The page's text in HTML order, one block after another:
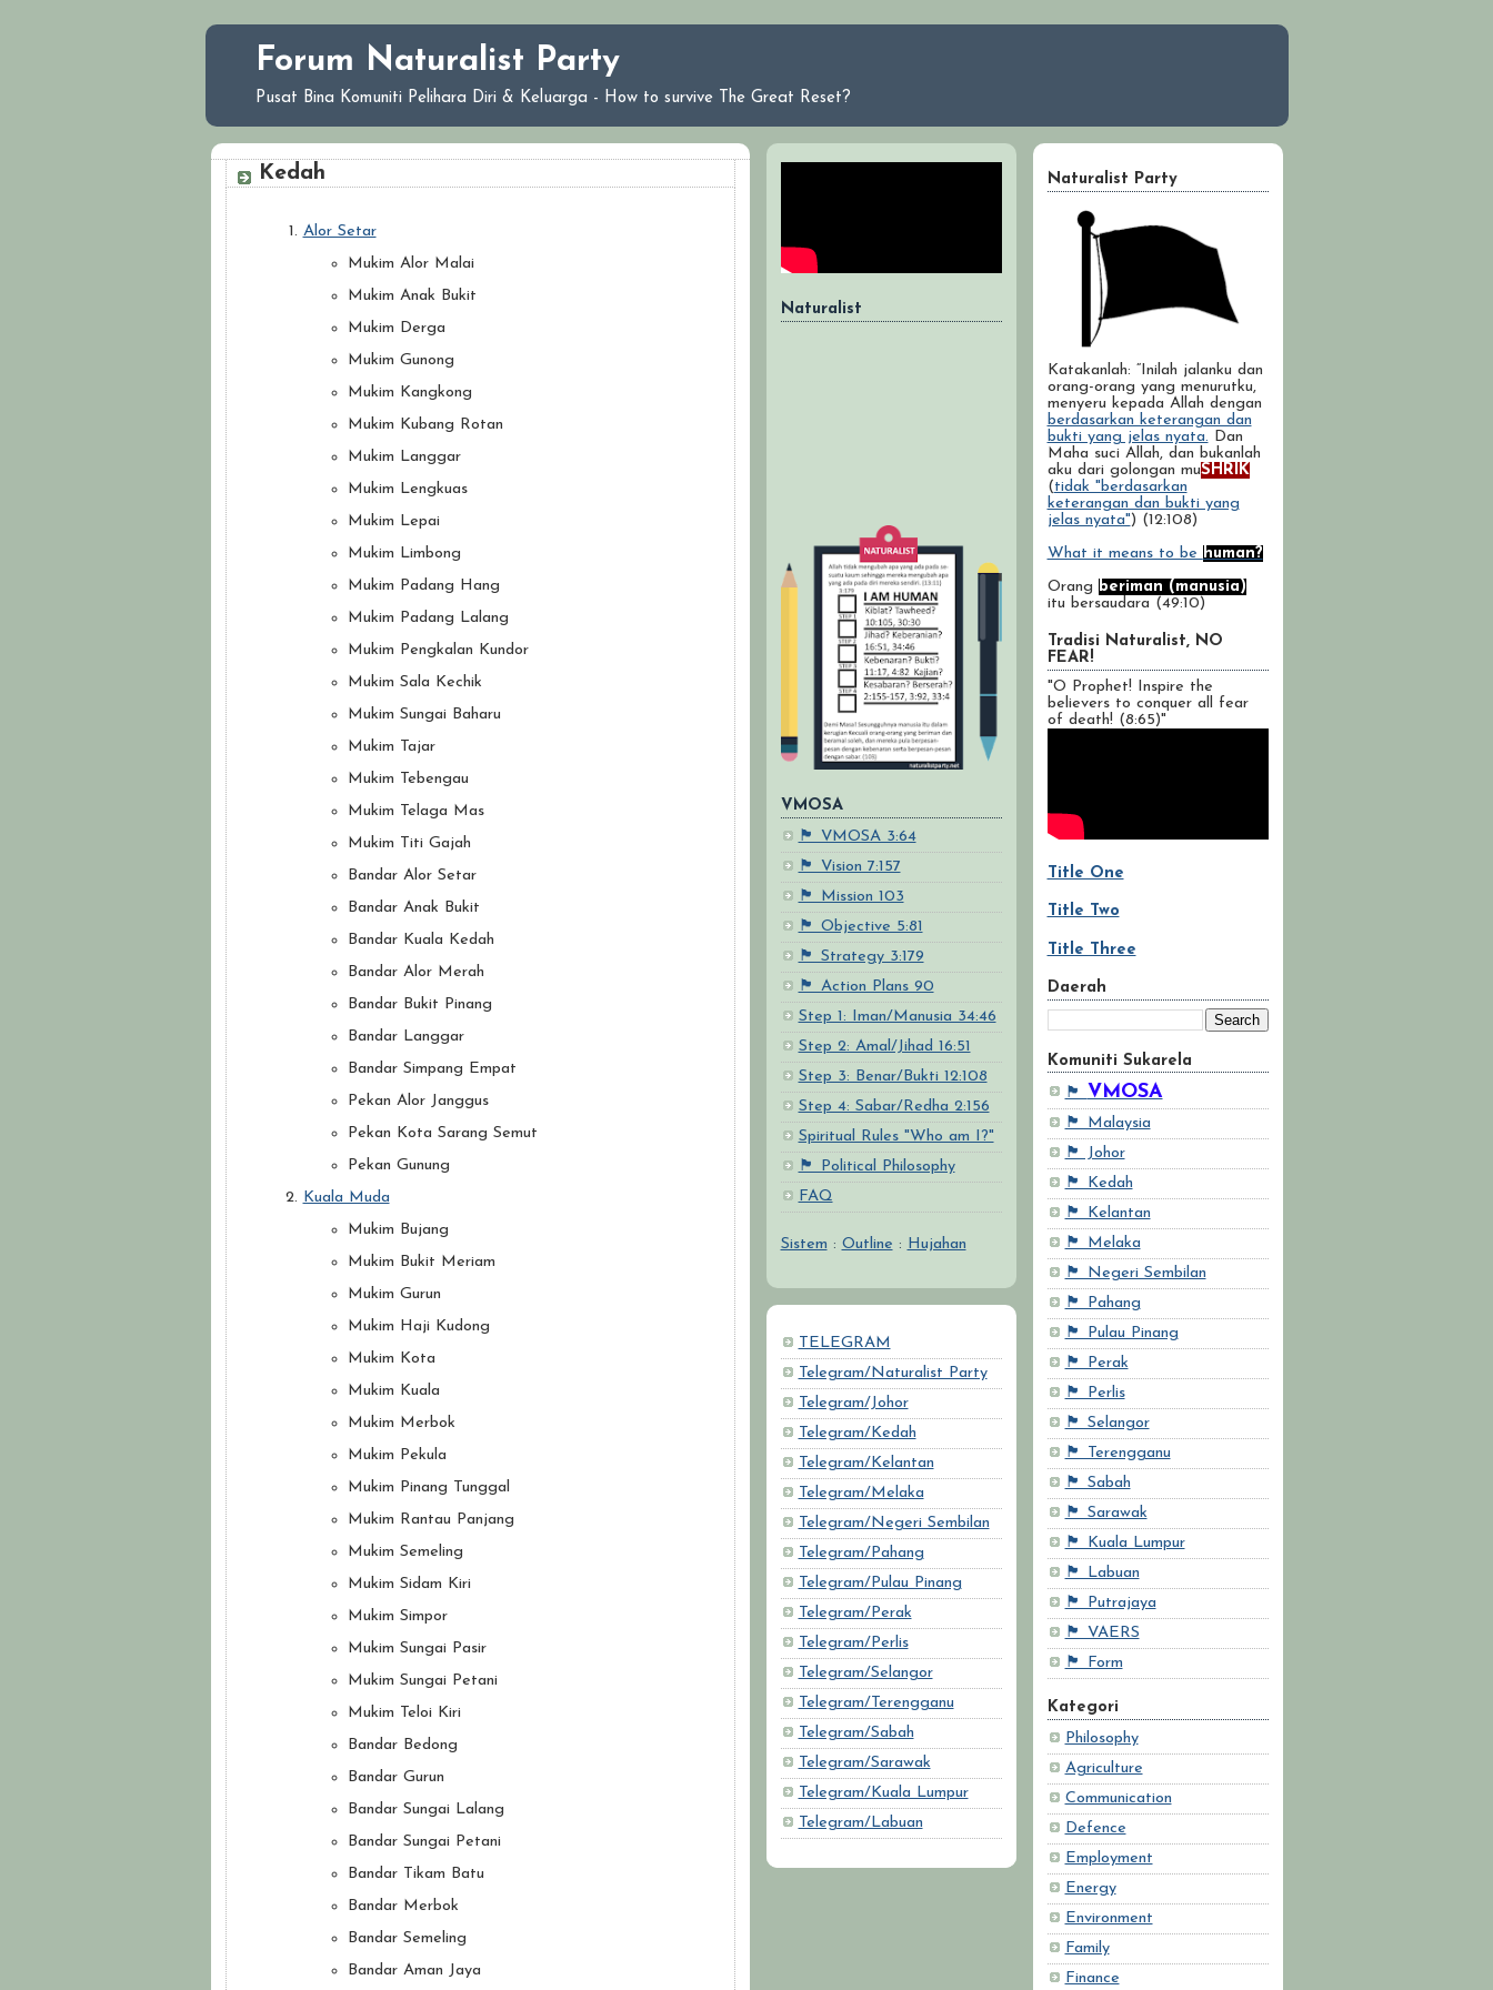
Forum Naturalist Party
Pusat Bina Komuniti Pelihara Diri & Keluarga - How to survive The Great Reset?
Naturalist Party
Katakanlah: “Inilah jalanku dan
orang-orang yang menurutku,
menyeru kepada Allah dengan
berdasarkan keterangan dan
bukti yang jelas nyata. Dan
Maha suci Allah, dan bukanlah
aku dari golongan muSHRIK
(tidak "berdasarkan
keterangan dan bukti yang
jelas nyata") (12:108)
What it means to be human?
Orang beriman (manusia)
itu bersaudara (49:10)
Tradisi Naturalist, NO
FEAR!
"O Prophet! Inspire the
believers to conquer all fear
of death! (8:65)"
Title One
Title Two
Title Three
Daerah
Komuniti Sukarela
🏴 VMOSA
🏴 Malaysia
🏴 Johor
🏴 Kedah
🏴 Kelantan
🏴 Melaka
🏴 Negeri Sembilan
🏴 Pahang
🏴 Pulau Pinang
🏴 Perak
🏴 Perlis
🏴 Selangor
🏴 Terengganu
🏴 Sabah
🏴 Sarawak
🏴 Kuala Lumpur
🏴 Labuan
🏴 Putrajaya
🏴 VAERS
🏴 Form
Kategori
Philosophy
Agriculture
Communication
Defence
Employment
Energy
Environment
Family
Finance
Kedah
Alor Setar
Mukim Alor Malai
Mukim Anak Bukit
Mukim Derga
Mukim Gunong
Mukim Kangkong
Mukim Kubang Rotan
Mukim Langgar
Mukim Lengkuas
Mukim Lepai
Mukim Limbong
Mukim Padang Hang
Mukim Padang Lalang
Mukim Pengkalan Kundor
Mukim Sala Kechik
Mukim Sungai Baharu
Mukim Tajar
Mukim Tebengau
Mukim Telaga Mas
Mukim Titi Gajah
Bandar Alor Setar
Bandar Anak Bukit
Bandar Kuala Kedah
Bandar Alor Merah
Bandar Bukit Pinang
Bandar Langgar
Bandar Simpang Empat
Pekan Alor Janggus
Pekan Kota Sarang Semut
Pekan Gunung
Kuala Muda
Mukim Bujang
Mukim Bukit Meriam
Mukim Gurun
Mukim Haji Kudong
Mukim Kota
Mukim Kuala
Mukim Merbok
Mukim Pekula
Mukim Pinang Tunggal
Mukim Rantau Panjang
Mukim Semeling
Mukim Sidam Kiri
Mukim Simpor
Mukim Sungai Pasir
Mukim Sungai Petani
Mukim Teloi Kiri
Bandar Bedong
Bandar Gurun
Bandar Sungai Lalang
Bandar Sungai Petani
Bandar Tikam Batu
Bandar Merbok
Bandar Semeling
Bandar Aman Jaya
Naturalist
VMOSA
🏴 VMOSA 3:64
🏴 Vision 7:157
🏴 Mission 103
🏴 Objective 5:81
🏴 Strategy 3:179
🏴 Action Plans 90
Step 1: Iman/Manusia 34:46
Step 2: Amal/Jihad 16:51
Step 3: Benar/Bukti 12:108
Step 4: Sabar/Redha 2:156
Spiritual Rules "Who am I?"
🏴 Political Philosophy
FAQ
Sistem : Outline : Hujahan
TELEGRAM
Telegram/Naturalist Party
Telegram/Johor
Telegram/Kedah
Telegram/Kelantan
Telegram/Melaka
Telegram/Negeri Sembilan
Telegram/Pahang
Telegram/Pulau Pinang
Telegram/Perak
Telegram/Perlis
Telegram/Selangor
Telegram/Terengganu
Telegram/Sabah
Telegram/Sarawak
Telegram/Kuala Lumpur
Telegram/Labuan